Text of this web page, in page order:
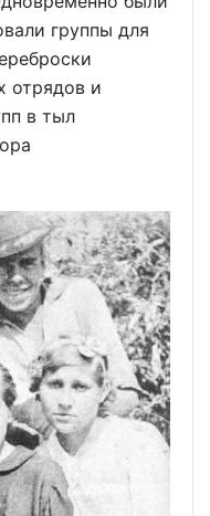
группы для
отрядов и
в тыл